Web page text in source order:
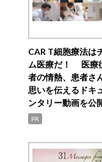
CAR T細胞療法は
ム医療だ！ 医療
者の情熱、患者さ
思いを伝えるドキ
ンタリー動画を公
PR